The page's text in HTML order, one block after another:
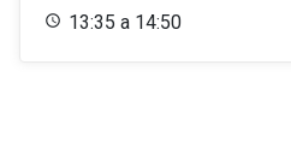
13:35 a 14:50